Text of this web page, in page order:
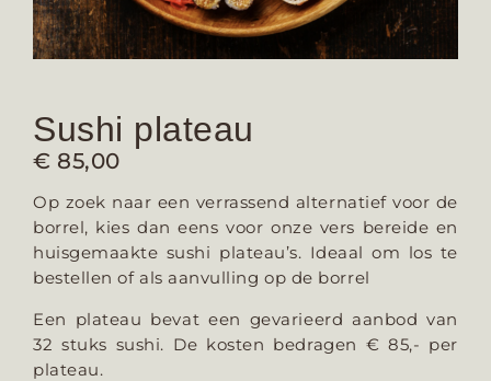
Sushi plateau
€ 85,00
Op zoek naar een verrassend alternatief voor de
borrel, kies dan eens voor onze vers bereide en
huisgemaakte sushi plateau’s. Ideaal om los te
bestellen of als aanvulling op de borrel
Een plateau bevat een gevarieerd aanbod van
32 stuks sushi. De kosten bedragen € 85,- per
plateau.